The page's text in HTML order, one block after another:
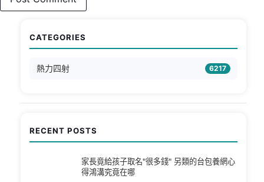
CATEGORIES
熱力四射 6217
RECENT POSTS
家長竟給孩子取名"很多錢" 另類的台包養網心
得鴻溝究竟在哪